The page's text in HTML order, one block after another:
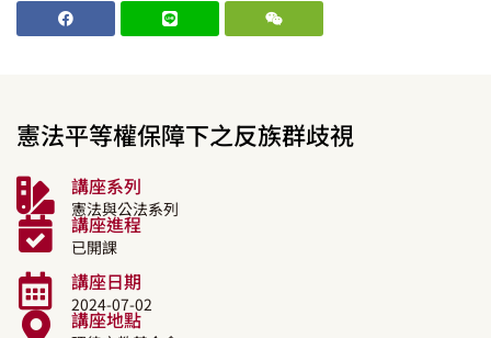
憲法平等權保障下之反族群歧視
講座系列
憲法與公法系列
講座進程
已開課
講座日期
2024-07-02
講座地點